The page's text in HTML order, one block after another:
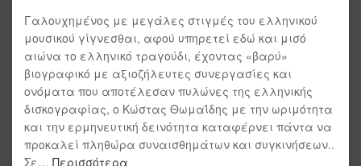
Γαλουχημένος με μεγάλες στιγμές του ελληνικού
μουσικού γίγνεσθαι, αφού υπηρετεί εδώ και μισό
αιώνα το ελληνικό τραγούδι, έχοντας «βαρύ»
βιογραφικό με αξιοζήλευτες συνεργασίες και
ονόματα που αποτέλεσαν πυλώνες της ελληνικής
δισκογραφίας, ο Κώστας Θωμαΐδης με την ωριμότητα
και την ερμηνευτική δεινότητα καταφέρνει πάντα να
προκαλεί πληθώρα συναισθημάτων και συγκινήσεων..
Σε… Περισσότερα